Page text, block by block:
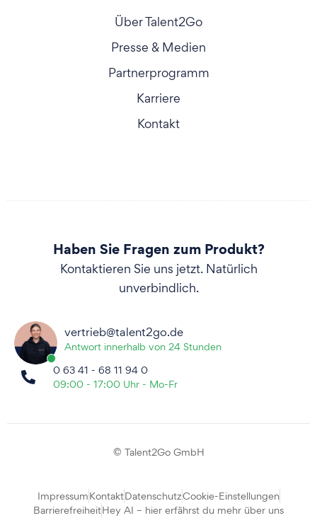
Über Talent2Go
Presse & Medien
Partnerprogramm
Karriere
Kontakt
Haben Sie Fragen zum Produkt?
Kontaktieren Sie uns jetzt. Natürlich
unverbindlich.
vertrieb@talent2go.de
Antwort innerhalb von 24 Stunden
0 63 41 - 68 11 94 0
09:00 - 17:00 Uhr - Mo-Fr
© Talent2Go GmbH
ImpressumKontaktDatenschutzCookie-Einstellungen
BarrierefreiheitHey AI – hier erfährst du mehr über uns